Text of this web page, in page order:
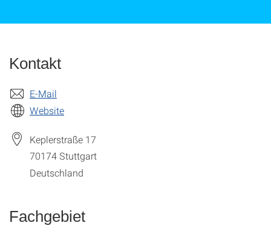
Kontakt
E-Mail
Website
Keplerstraße 17
70174Stuttgart
Deutschland
Fachgebiet